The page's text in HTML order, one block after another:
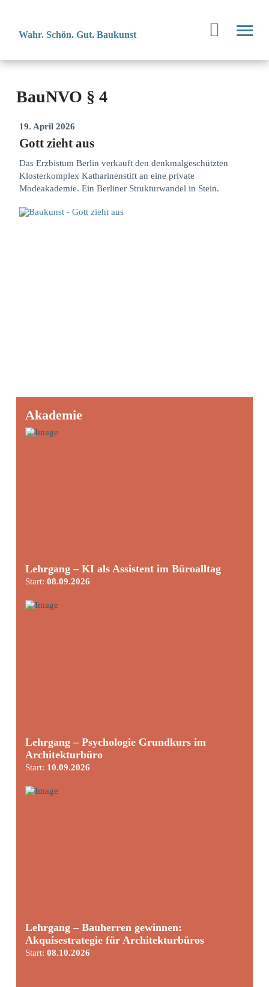
Wahr. Schön. Gut. Baukunst
BauNVO § 4
19. April 2026
Gott zieht aus
Das Erzbistum Berlin verkauft den denkmalgeschützten
Klosterkomplex Katharinenstift an eine private
Modeakademie. Ein Berliner Strukturwandel in Stein.
Akademie
Lehrgang – KI als Assistent im Büroalltag
Start: 08.09.2026
Lehrgang – Psychologie Grundkurs im
Architekturbüro
Start: 10.09.2026
Lehrgang – Bauherren gewinnen:
Akquisestrategie für Architekturbüros
Start: 08.10.2026